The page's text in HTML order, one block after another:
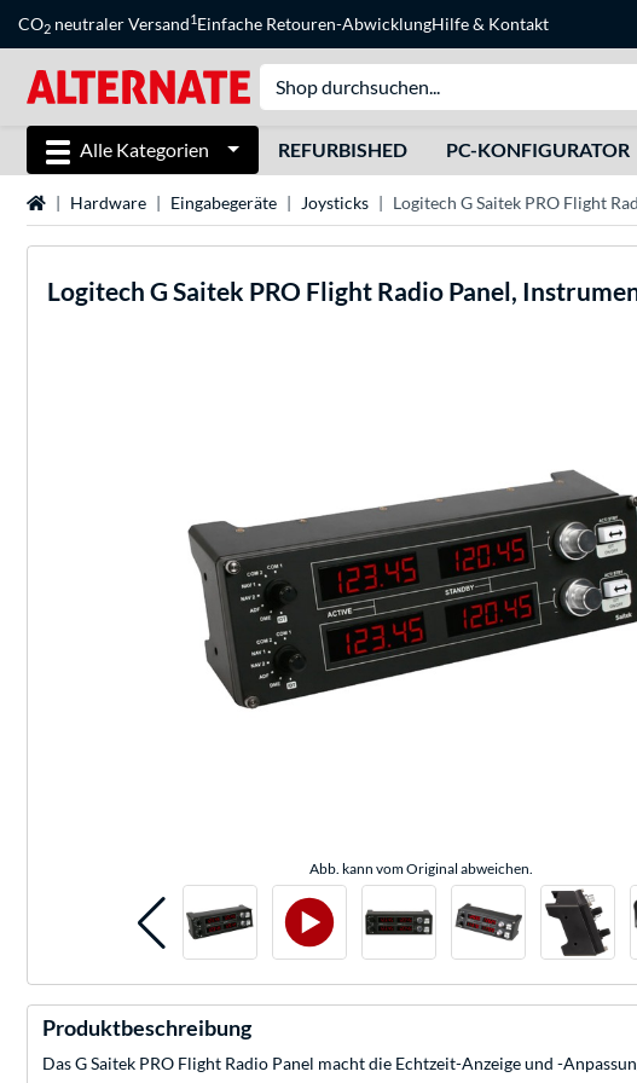
CO2 neutraler Versand1Einfache Retouren-AbwicklungHilfe& Kontakt
Alle Kategorien REFURBISHED PC-KONFIGURATOR
StartseiteHardware Eingabegeräte Joysticks Logitech G Saitek PRO Flight
Logitech G Saitek PRO Flight Radio Panel,
Abb. kann vom Original abweichen.
Produktbeschreibung
Das G Saitek PRO Flight Radio Panel macht die Echtzeit-Anzeige und -